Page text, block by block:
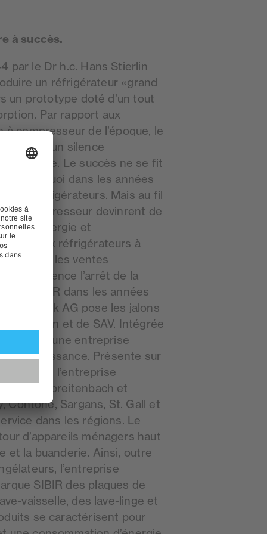
à succès.
par le Dr h.c. Hans Stierlin
un réfrigérateur «grand
un prototype doté d’un tout
Par rapport aux
compresseur de l’époque, le
d'un silence
Le succès ne se fit
pourquoi dans les années
de réfrigérateurs. Mais au fil
à compresseur devinrent de
en énergie et
aux réfrigérateurs à
les ventes
l’arrêt de la
SIBIR dans les années
AG pose les jalons
et de SAV. Intégrée
une entreprise
de croissance. Présente sur
l’entreprise
à Spreitenbach et
Contone, Sargans, St. Gall et
dans les régions. Le
d’appareils ménagers haut
et la buanderie. Ainsi, outre
l’entreprise
SIBIR des plaques de
vaisselle, des lave-linge et
se caractérisent pour